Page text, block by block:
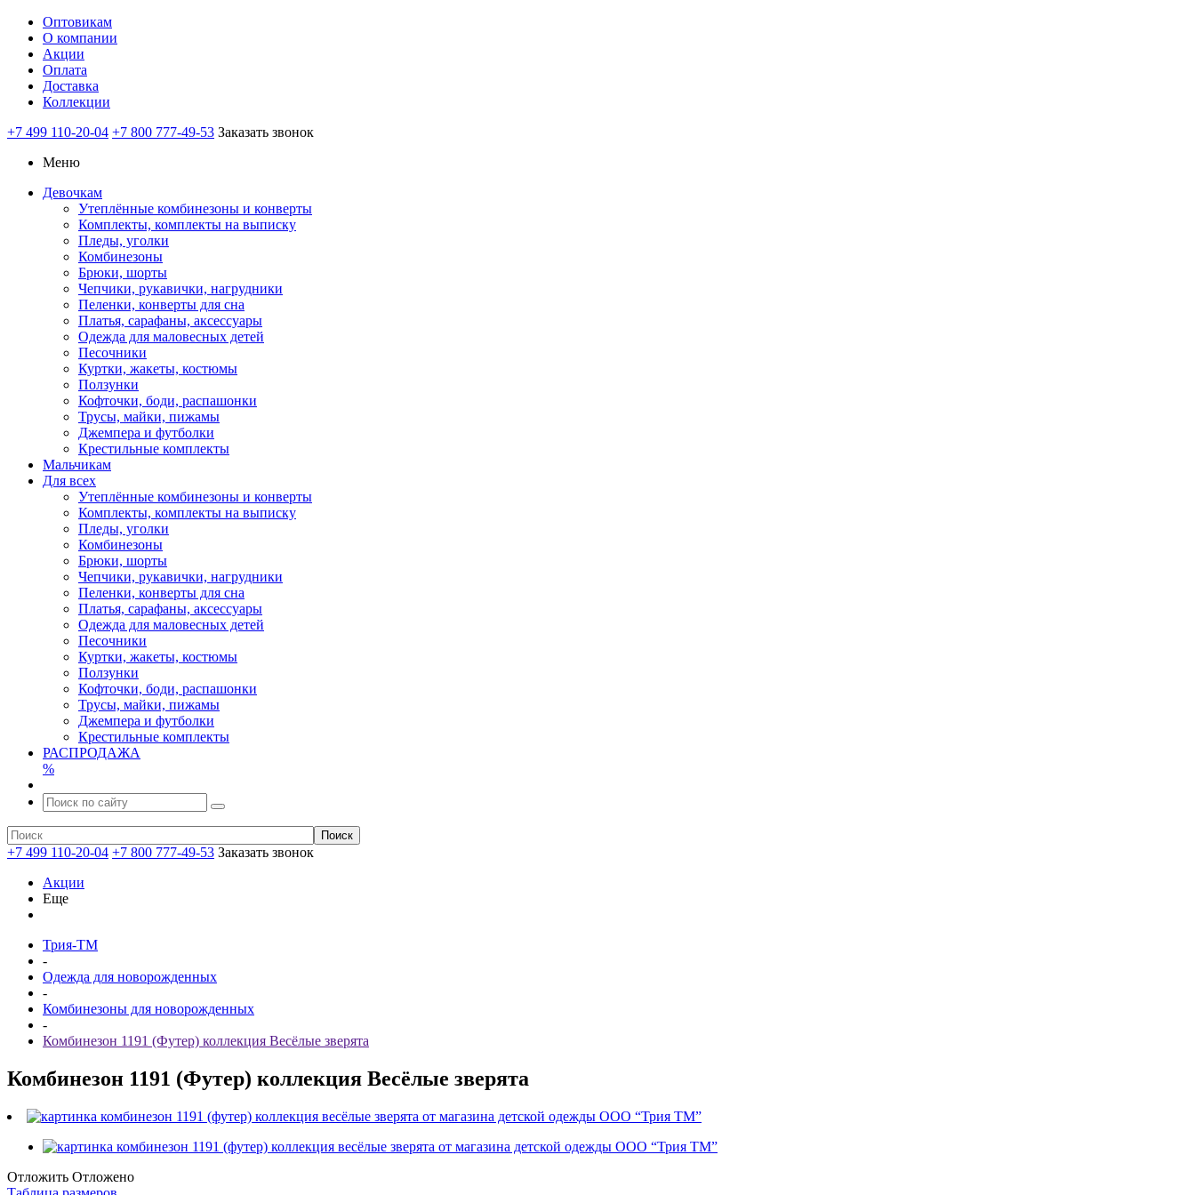
Оптовикам
О компании
Акции
Оплата
Доставка
Коллекции
+7 499 110-20-04 +7 800 777-49-53 Заказать звонок
Меню
Девочкам
Утеплённые комбинезоны и конверты
Комплекты, комплекты на выписку
Пледы, уголки
Комбинезоны
Брюки, шорты
Чепчики, рукавички, нагрудники
Пеленки, конверты для сна
Платья, сарафаны, аксессуары
Одежда для маловесных детей
Песочники
Куртки, жакеты, костюмы
Ползунки
Кофточки, боди, распашонки
Трусы, майки, пижамы
Джемпера и футболки
Крестильные комплекты
Мальчикам
Для всех
Утеплённые комбинезоны и конверты
Комплекты, комплекты на выписку
Пледы, уголки
Комбинезоны
Брюки, шорты
Чепчики, рукавички, нагрудники
Пеленки, конверты для сна
Платья, сарафаны, аксессуары
Одежда для маловесных детей
Песочники
Куртки, жакеты, костюмы
Ползунки
Кофточки, боди, распашонки
Трусы, майки, пижамы
Джемпера и футболки
Крестильные комплекты
РАСПРОДАЖА
%
+7 499 110-20-04 +7 800 777-49-53 Заказать звонок
Акции
Еще
Трия-ТМ
-
Одежда для новорожденных
-
Комбинезоны для новорожденных
-
Комбинезон 1191 (Футер) коллекция Весёлые зверята
Комбинезон 1191 (Футер) коллекция Весёлые зверята
Отложить Отложено